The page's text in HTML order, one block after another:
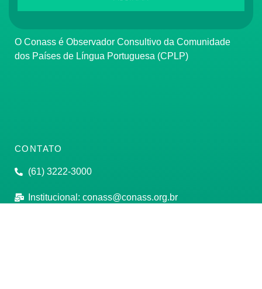
O Conass é Observador Consultivo da Comunidade
dos Países de Língua Portuguesa (CPLP)
CONTATO
(61) 3222-3000
Institucional: conass@conass.org.br